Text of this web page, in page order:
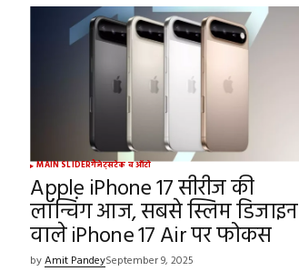
MAIN SLIDERगैजेट्सटेक व ऑटो
Apple iPhone 17 सीरीज की
लॉन्चिंग आज, सबसे स्लिम डिजाइन
वाले iPhone 17 Air पर फोकस
byAmit PandeySeptember 9, 2025